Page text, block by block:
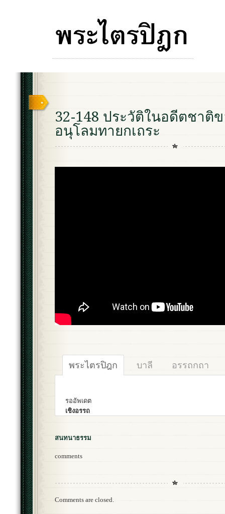
32-148 ประวัติในอดีตชาติ
อนุโลมทายกเถระ
พระไตรปิฎก บาลี อรรถกถา
รออัพเดต
เชิงอรรถ
สนทนาธรรม
comments
Comments are closed.